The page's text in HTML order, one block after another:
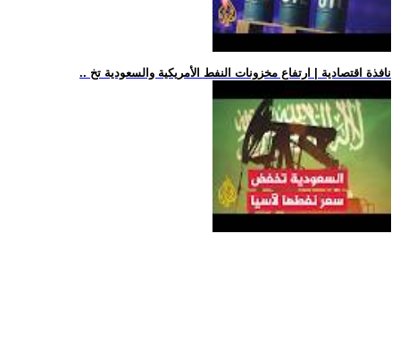
.. نافذة اقتصادية | ارتفاع مخزونات النفط الأمريكية والسعودية تخ